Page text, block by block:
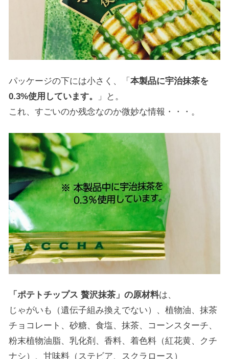
パッケージの下には小さく、「本製品に宇治抹茶を
0.3%使用しています。
」と。
これ、すごいのか残念なのか微妙な情報・・・。
「ポテトチップス 贅沢抹茶」の原材料は、
じゃがいも（遺伝子組み換えでない）、植物油、抹茶
チョコレート、砂糖、食塩、抹茶、コーンスターチ、
粉末植物油脂、乳化剤、香料、着色料（紅花黄、クチ
ナシ）、甘味料（ステビア、スクラロース）